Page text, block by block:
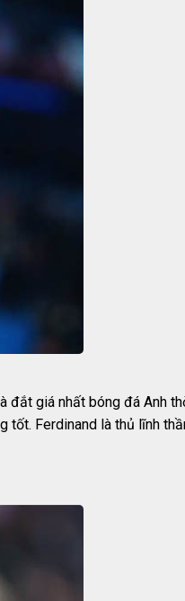
đắt giá nhất bóng đá Anh
tốt. Ferdinand là thủ lĩnh